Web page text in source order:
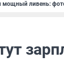
мощный ливень: